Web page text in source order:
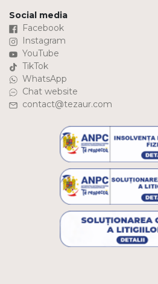
Social media
Facebook
Instagram
YouTube
TikTok
WhatsApp
Chat website
contact@tezaur.com